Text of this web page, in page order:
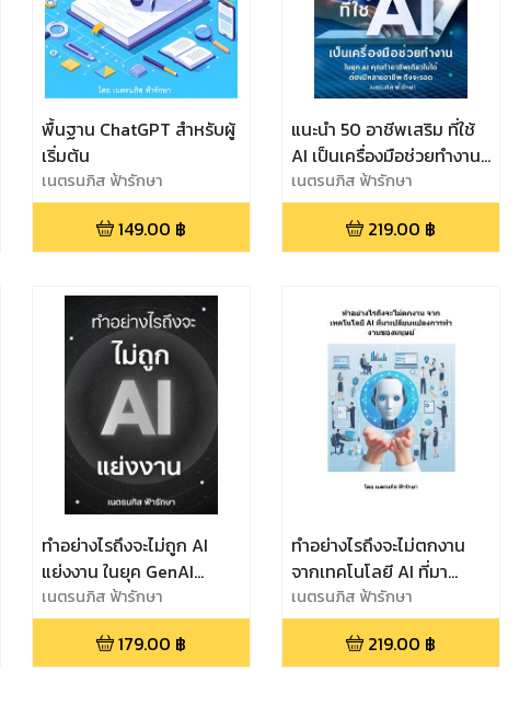
พื้นฐาน ChatGPT สำหรับผู้
เริ่มต้น
เนตรนภิส ฟ้ารักษา
149.00 ฿
แนะนำ 50 อาชีพเสริม ที่ใช้
AI เป็นเครื่องมือช่วยทำงาน
เพราะในยุค GenAI คุณทำ
อาชีพเดียวไม่ได้ ต้องมี
หลายอาชีพถึงจะรอด
เนตรนภิส ฟ้ารักษา
219.00 ฿
ทำอย่างไรถึงจะไม่ถูก AI
แย่งงาน ในยุค GenAI
ChatGPT Gemini Copilot
เนตรนภิส ฟ้ารักษา
179.00 ฿
ทำอย่างไรถึงจะไม่ตกงาน
จากเทคโนโลยี AI ที่มา
เปลี่ยนแปลงการทำงานของ
มนุษย์ จาก AI ChatGPT
Bard Bing และจาก AI อื่นๆ
เนตรนภิส ฟ้ารักษา
219.00 ฿